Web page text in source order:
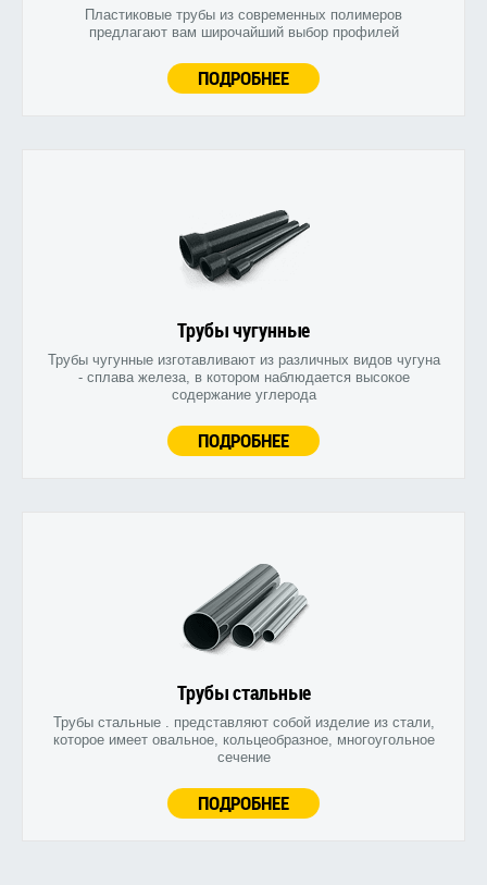
Пластиковые трубы из современных полимеров
предлагают вам широчайший выбор профилей
ПОДРОБНЕЕ
Трубы чугунные
Трубы чугунные изготавливают из различных видов чугуна
- сплава железа, в котором наблюдается высокое
содержание углерода
ПОДРОБНЕЕ
Трубы стальные
Трубы стальные . представляют собой изделие из стали,
которое имеет овальное, кольцеобразное, многоугольное
сечение
ПОДРОБНЕЕ